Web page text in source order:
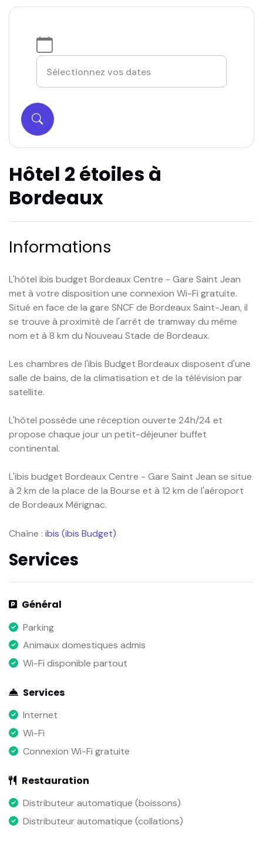
Hôtel 2 étoiles à
Bordeaux
Informations
L'hôtel ibis budget Bordeaux Centre - Gare Saint Jean
met à votre disposition une connexion Wi-Fi gratuite.
Situé en face de la gare SNCF de Bordeaux Saint-Jean, il
se trouve à proximité de l'arrêt de tramway du même
nom et à 8 km du Nouveau Stade de Bordeaux.
Les chambres de l'ibis Budget Bordeaux disposent d'une
salle de bains, de la climatisation et de la télévision par
satellite.
L'hôtel possède une réception ouverte 24h/24 et
propose chaque jour un petit-déjeuner buffet
continental.
L'ibis budget Bordeaux Centre - Gare Saint Jean se situe
à 2 km de la place de la Bourse et à 12 km de l'aéroport
de Bordeaux Mérignac.
Chaîne : ibis (ibis Budget)
Services
Général
Parking
Animaux domestiques admis
Wi-Fi disponible partout
Services
Internet
Wi-Fi
Connexion Wi-Fi gratuite
Restauration
Distributeur automatique (boissons)
Distributeur automatique (collations)